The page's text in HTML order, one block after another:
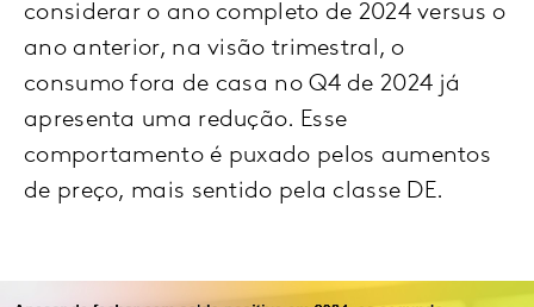
considerar o ano completo de 2024 versus o
ano anterior, na visão trimestral, o
consumo fora de casa no Q4 de 2024 já
apresenta uma redução. Esse
comportamento é puxado pelos aumentos
de preço, mais sentido pela classe DE.